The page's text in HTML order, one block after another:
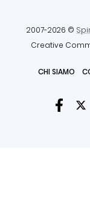
2007-2026 ©
Creative
CHI SIAMO